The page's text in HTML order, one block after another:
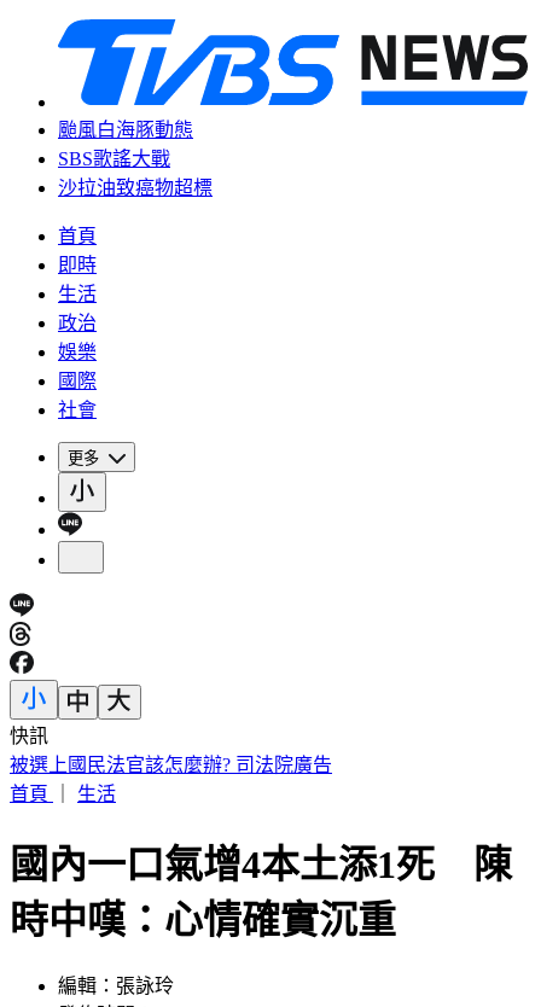
颱風白海豚動態
SBS歌謠大戰
沙拉油致癌物超標
首頁
即時
生活
政治
娛樂
國際
社會
更多
快訊
快訊／南港LaLaport施工鷹架坍塌 航空巨型裝置藝術直墜3
樓
國內一口氣增4本土添1死 陳
時中嘆：心情確實沉重